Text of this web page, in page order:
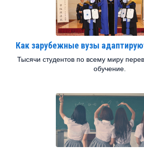
Как зарубежные вузы
Тысячи студентов по всему миру
обучение.